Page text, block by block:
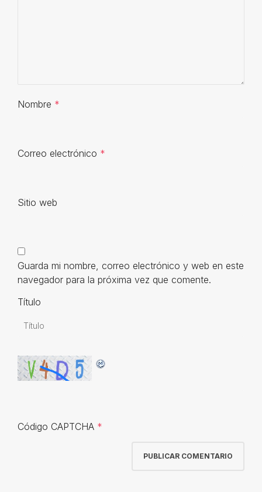
Nombre *
Correo electrónico *
Sitio web
Guarda mi nombre, correo electrónico y web en este
navegador para la próxima vez que comente.
Título
Código CAPTCHA *